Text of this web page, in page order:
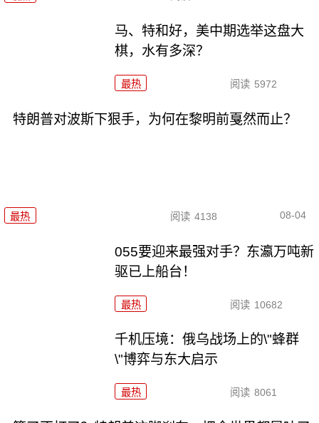
马、特和好，美中期选举这盘大
棋，水有多深？
最热 阅读 5972
特朗普对波斯下狠手，为何在黎明前戛然而止？
最热 阅读 4138 08-04
055要迎来最强对手？东瀛万吨新
驱已上船台！
最热 阅读 10682
千机压境：俄乌战场上的\"蜂群
\"博弈与东大启示
最热 阅读 8061